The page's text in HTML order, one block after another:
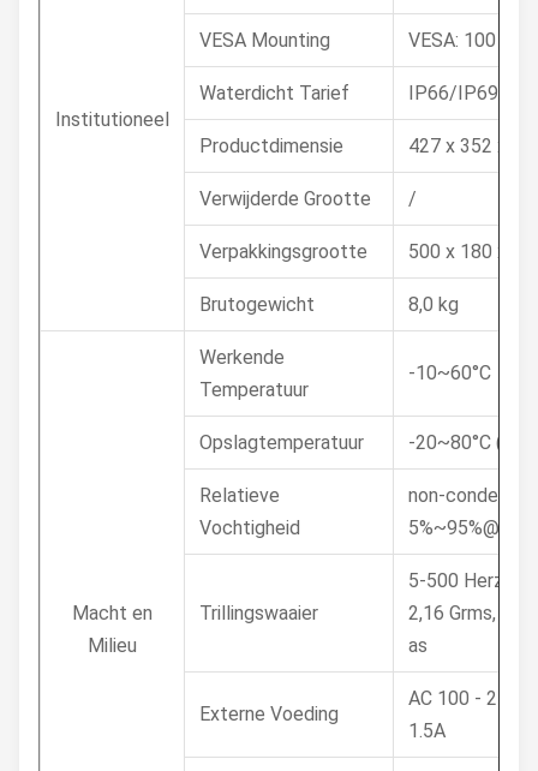
Institutioneel
VESA Mounting VESA: 100 x
Waterdicht Tarief IP66/IP69K
Productdimensie 427 x 352 x 40
Verwijderde Grootte /
Verpakkingsgrootte 500 x 180 x
Brutogewicht 8,0 kg
Macht en
Milieu
Werkende
Temperatuur
-10~60°C
Opslagtemperatuur -20~80°C (-
Relatieve
Vochtigheid
non-
Trillingswaaier
5-500 Herz,
2,16 Grms, X,
as
Externe Voeding
AC 100 -
1.5A